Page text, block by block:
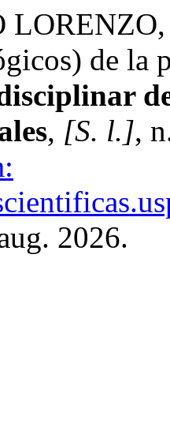
de la
, [S. l.],
2026.